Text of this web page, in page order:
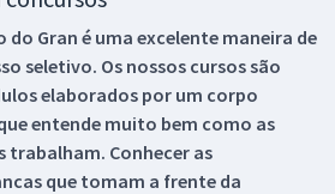
Gran é uma excelente maneira de
seletivo. Os nossos cursos são
elaborados por um corpo
entende muito bem como as
trabalham. Conhecer as
que tomam a frente da